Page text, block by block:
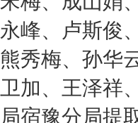
、卢斯俊
秀梅、孙华
加、王泽祥
豫分局提